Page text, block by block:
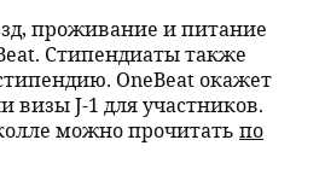
проживание и питание
Стипендиаты также
OneBeat окажет
J-1 для участников.
можно прочитать по